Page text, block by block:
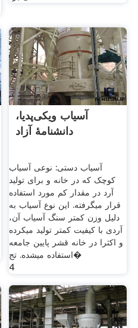
آسیاب ویکی‌پدیا،
دانشنامهٔ آزاد
آسیاب دستی: نوعی آسیاب
کوچک که در خانه و برای تولید
آرد در مقدار کم مورد استفاده
قرار میگرفته. این نوع آسیاب به
دلیل وزن کمتر سنگ آسیاب آن،
آردی با کیفیت کمتر تولید میکرده
و اکثرا در خانه قشر پایین جامعه
استفاده میشده. تج�
4